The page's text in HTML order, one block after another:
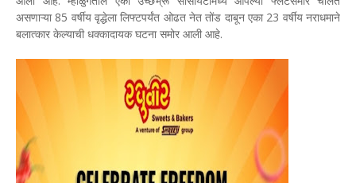
असणाऱ्या 85 वर्षीय वृद्धेला लिफ्टपर्यंत ओढत नेत तोंड दाबून एका 23 वर्षीय नराधमाने
बलात्कार केल्याची धक्कादायक घटना समोर आली आहे.